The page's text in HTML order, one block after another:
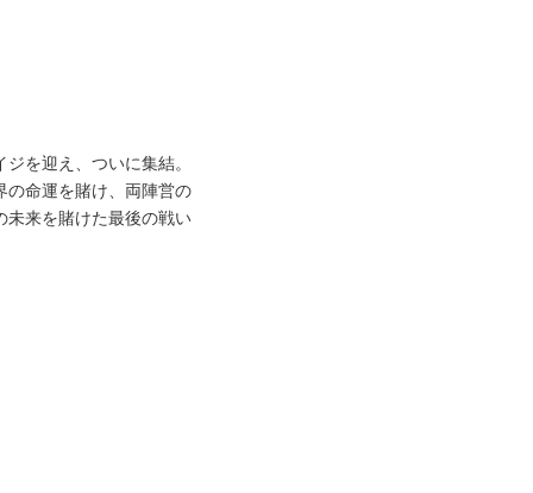
を迎え、ついに集結。
の命運を賭け、両陣営の
未来を賭けた最後の戦い